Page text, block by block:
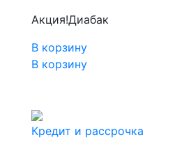
Акция!Диабак
В корзину
В корзину
Кредит и рассрочка